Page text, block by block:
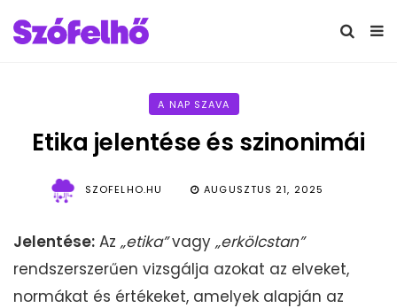
A NAP SZAVA
Etika jelentése és szinonimái
SZOFELHO.HU AUGUSZTUS 21, 2025
Jelentése: Az „etika”vagy „erkölcstan”
rendszerszerűen vizsgálja azokat az elveket,
normákat és értékeket, amelyek alapján az